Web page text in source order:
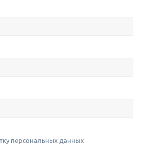
персональных данных